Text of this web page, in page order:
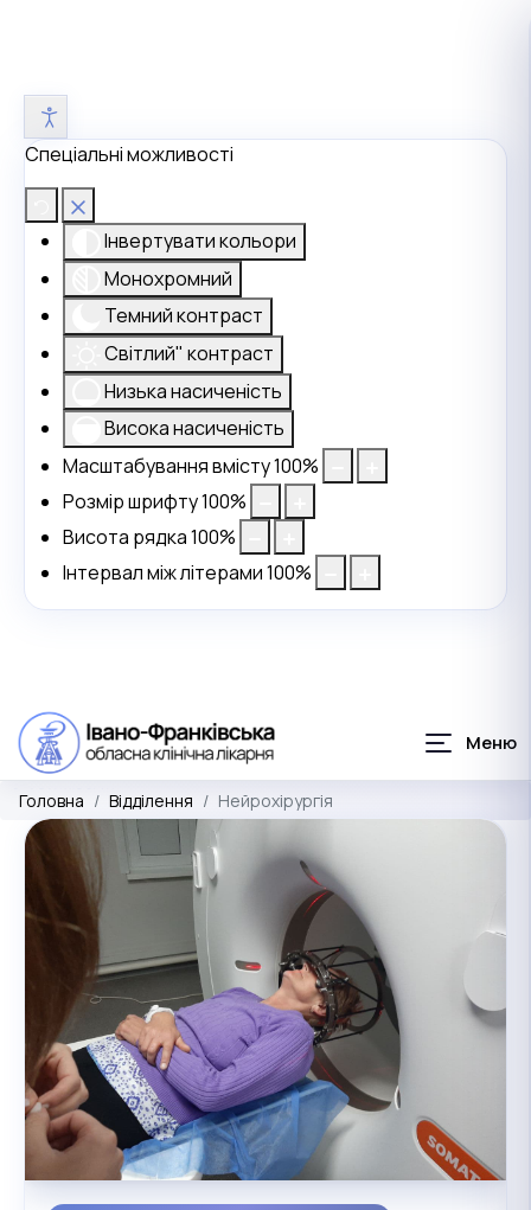
Спеціальні можливості
Інвертувати кольори
Монохромний
Темний контраст
Світлий" контраст
Низька насиченість
Висока насиченість
Масштабування вмісту100%
Розмір шрифту100%
Висота рядка100%
Інтервал між літерами100%
Головна Відділення Нейрохірургія